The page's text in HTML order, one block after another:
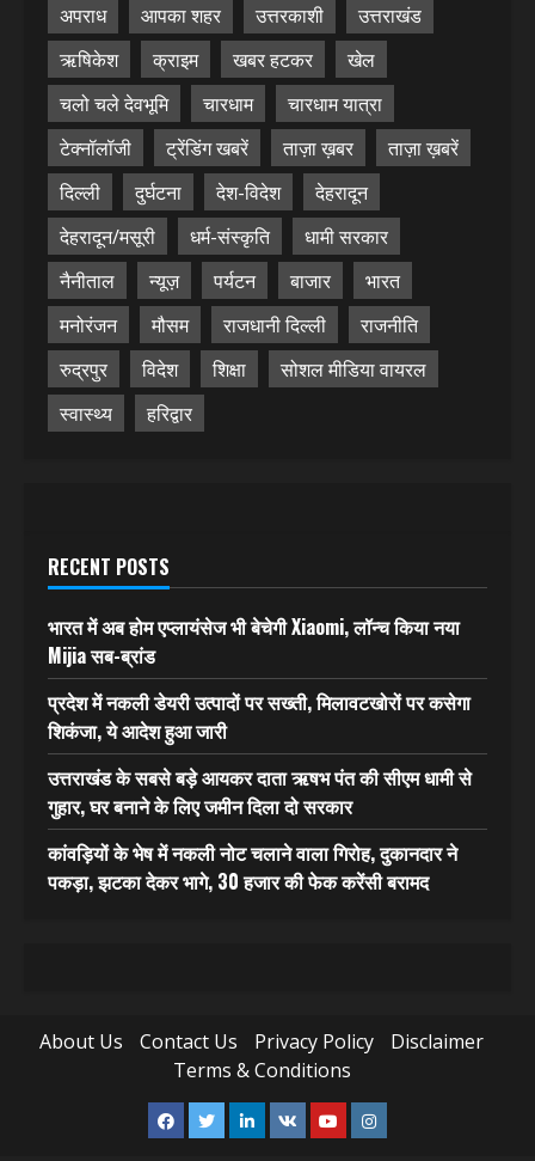
अपराध
आपका शहर उत्तरकाशी
उत्तराखंड
ऋषिकेश
क्राइम खबर हटकर
खेल
चलो चले देवभूमि
चारधाम
चारधाम यात्रा
टेक्नॉलॉजी
ट्रेंडिंग खबरें ताज़ा ख़बर
ताज़ा ख़बरें
दिल्ली
दुर्घटना देश-विदेश
देहरादून
देहरादून/मसूरी
धर्म-संस्कृति
धामी सरकार
नैनीताल
न्यूज़ पर्यटन बाजार
भारत
मनोरंजन
मौसम राजधानी दिल्ली
राजनीति
रुद्रपुर
विदेश शिक्षा
सोशल मीडिया वायरल
स्वास्थ्य
हरिद्वार
RECENT POSTS
भारत में अब होम एप्लायंसेज भी बेचेगी Xiaomi, लॉन्च किया नया
Mijia सब-ब्रांड
प्रदेश में नकली डेयरी उत्पादों पर सख्ती, मिलावटखोरों पर कसेगा
शिकंजा, ये आदेश हुआ जारी
उत्तराखंड के सबसे बड़े आयकर दाता ऋषभ पंत की सीएम धामी से
गुहार, घर बनाने के लिए जमीन दिला दो सरकार
कांवड़ियों के भेष में नकली नोट चलाने वाला गिरोह, दुकानदार ने
पकड़ा, झटका देकर भागे, 30 हजार की फेक करेंसी बरामद
About Us Contact Us Privacy Policy
Disclaimer
Terms & Conditions
Facebook
TwitterLinkedin
VK YoutubeInstagram